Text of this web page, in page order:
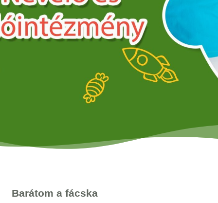
Barátom a fácska